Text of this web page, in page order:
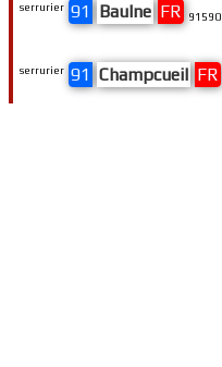
serrurier 91 Champcueil FR
serrurier 91 Baulne FR 91590